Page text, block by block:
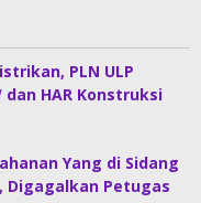
PLN ULP
dan HAR Konstruksi
Yang di Sidang
Digagalkan Petugas